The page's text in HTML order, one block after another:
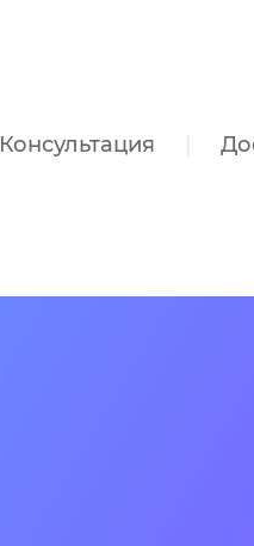
Консультация